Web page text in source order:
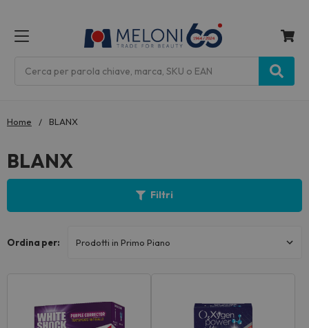
Home BLANX
BLANX
Filtri
Ordina per: